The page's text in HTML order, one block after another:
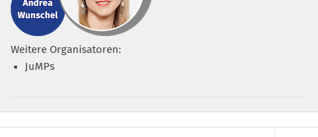
Weitere Organisatoren:
JuMPs